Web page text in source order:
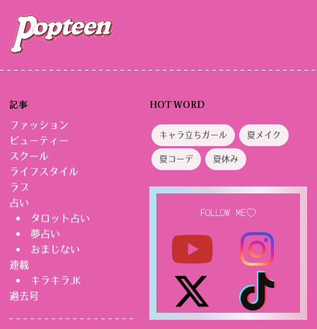
記事
ファッション
ビューティー
スクール
ライフスタイル
ラブ
占い
タロット占い
夢占い
おまじない
連載
キラキラJK
過去号
HOT WORD
キャラ立ちガール 夏メイク
夏コーデ 夏休み
FOLLOW ME♡